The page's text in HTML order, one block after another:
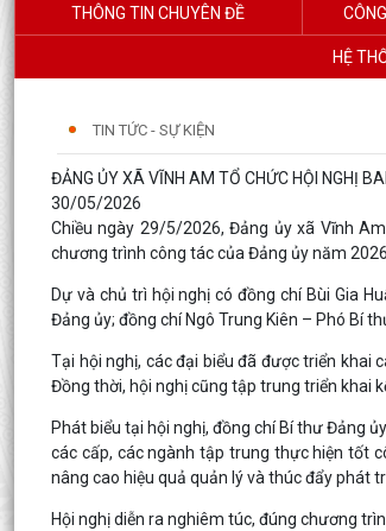
THÔNG TIN CHUYÊN ĐỀ
HỆ
TIN TỨC - SỰ KIỆN
ĐẢNG ỦY XÃ VĨNH AM TỔ CHỨC HỘI NGHỊ
30/05/2026
Chiều ngày 29/5/2026, Đảng ủy xã Vĩnh
chương trình công tác của Đảng ủy năm 2026.
Dự và chủ trì hội nghị có đồng chí Bùi Gia
Đảng ủy; đồng chí Ngô Trung Kiên – Phó Bí
Tại hội nghị, các đại biểu đã được triển khai
Đồng thời, hội nghị cũng tập trung triển khai
Phát biểu tại hội nghị, đồng chí Bí thư Đảng
các cấp, các ngành tập trung thực hiện tốt
nâng cao hiệu quả quản lý và thúc đẩy phát
Hội nghị diễn ra nghiêm túc, đúng chương